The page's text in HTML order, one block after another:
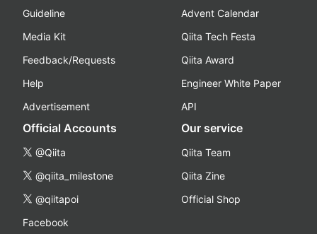
Guideline
Media Kit
Feedback/Requests
Help
Advertisement
Advent Calendar
Qiita Tech Festa
Qiita Award
Engineer White Paper
API
Official Accounts
@Qiita
@qiita_milestone
@qiitapoi
Facebook
Our service
Qiita Team
Qiita Zine
Official Shop